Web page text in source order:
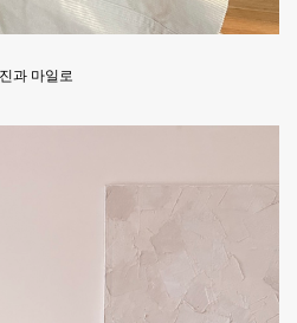
과 마일로